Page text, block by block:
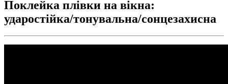
Поклейка плівки на вікна:
ударостійка/тонувальна/сонцезахисна